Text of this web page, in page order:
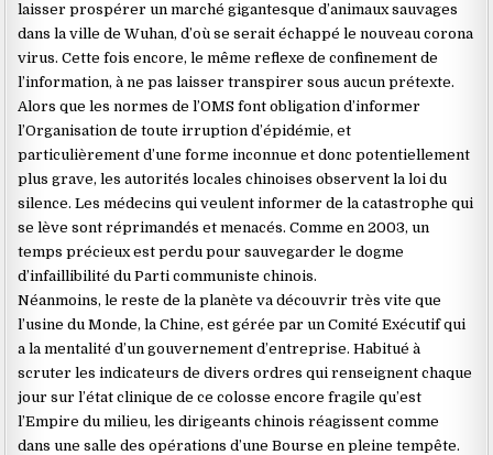
laisser prospérer un marché gigantesque d’animaux sauvages
dans la ville de Wuhan, d’où se serait échappé le nouveau corona
virus. Cette fois encore, le même reflexe de confinement de
l’information, à ne pas laisser transpirer sous aucun prétexte.
Alors que les normes de l’OMS font obligation d’informer
l’Organisation de toute irruption d’épidémie, et
particulièrement d’une forme inconnue et donc potentiellement
plus grave, les autorités locales chinoises observent la loi du
silence. Les médecins qui veulent informer de la catastrophe qui
se lève sont réprimandés et menacés. Comme en 2003, un
temps précieux est perdu pour sauvegarder le dogme
d’infaillibilité du Parti communiste chinois.
Néanmoins, le reste de la planète va découvrir très vite que
l’usine du Monde, la Chine, est gérée par un Comité Exécutif qui
a la mentalité d’un gouvernement d’entreprise. Habitué à
scruter les indicateurs de divers ordres qui renseignent chaque
jour sur l’état clinique de ce colosse encore fragile qu’est
l’Empire du milieu, les dirigeants chinois réagissent comme
dans une salle des opérations d’une Bourse en pleine tempête.